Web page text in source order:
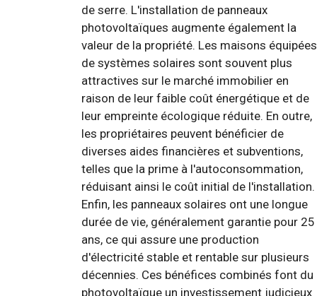
de serre. L'installation de panneaux
photovoltaïques augmente également la
valeur de la propriété. Les maisons équipées
de systèmes solaires sont souvent plus
attractives sur le marché immobilier en
raison de leur faible coût énergétique et de
leur empreinte écologique réduite. En outre,
les propriétaires peuvent bénéficier de
diverses aides financières et subventions,
telles que la prime à l'autoconsommation,
réduisant ainsi le coût initial de l'installation.
Enfin, les panneaux solaires ont une longue
durée de vie, généralement garantie pour 25
ans, ce qui assure une production
d'électricité stable et rentable sur plusieurs
décennies. Ces bénéfices combinés font du
photovoltaïque un investissement judicieux